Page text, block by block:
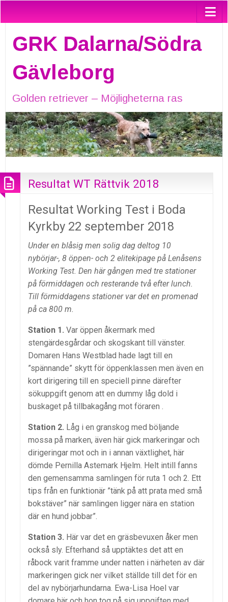
GRK Dalarna/Södra
Gävleborg
Golden retriever – Möjligheterna ras
Resultat WT Rättvik 2018
Resultat Working Test i Boda
Kyrkby 22 september 2018
Under en blåsig men solig dag deltog 10
nybörjar-, 8 öppen- och 2 elitekipage på Lenåsens
Working Test. Den här gången med tre stationer
på förmiddagen och resterande två efter lunch.
Till förmiddagens stationer var det en promenad
på ca 800 m.
Station 1. Var öppen åkermark med
stengärdesgårdar och skogskant till vänster.
Domaren Hans Westblad hade lagt till en
”spännande” skytt för öppenklassen men även en
kort dirigering till en speciell pinne därefter
sökuppgift genom att en dummy låg dold i
buskaget på tillbakagång mot föraren .
Station 2. Låg i en granskog med böljande
mossa på marken, även här gick markeringar och
dirigeringar mot och in i annan växtlighet, här
dömde Pernilla Astemark Hjelm. Helt intill fanns
den gemensamma samlingen för ruta 1 och 2. Ett
tips från en funktionär ”tänk på att prata med små
bokstäver” när samlingen ligger nära en station
där en hund jobbar”.
Station 3. Här var det en gräsbevuxen åker men
också sly. Efterhand så upptäktes det att en
råbock varit framme under natten i närheten av där
markeringen gick ner vilket ställde till det för en
del av nybörjarhundarna. Ewa-Lisa Hoel var